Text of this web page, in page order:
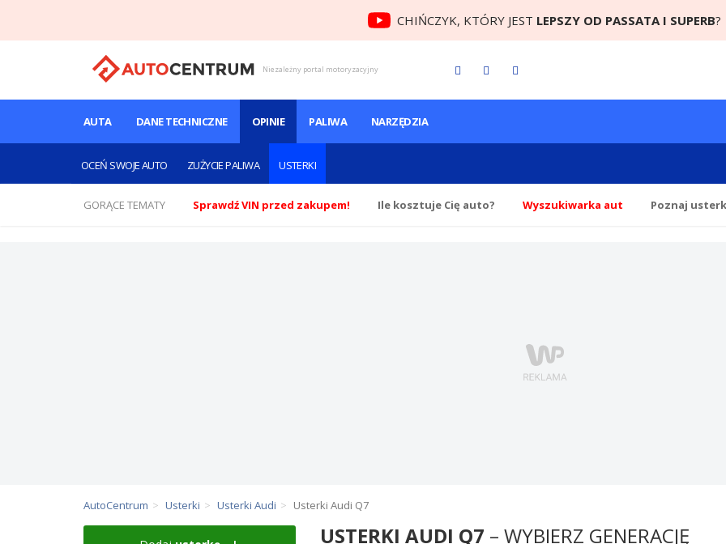
CHIŃCZYK, KTÓRY JEST LEPSZY OD PASSATA I SUPERB?
Niezależny portal motoryzacyjny
AUTA DANE TECHNICZNE OPINIE
OCEŃ SWOJE AUTO ZUŻYCIE PALIWA USTERKI
PALIWA NARZĘDZIA
GORĄCE TEMATY Sprawdź VIN przed zakupem! Ile kosztuje Cię auto? Wyszukiwarka aut Poznaj
AutoCentrum Usterki Usterki Audi Usterki Audi Q7
USTERKI AUDI Q7 – WYBIERZ GENERACJĘ